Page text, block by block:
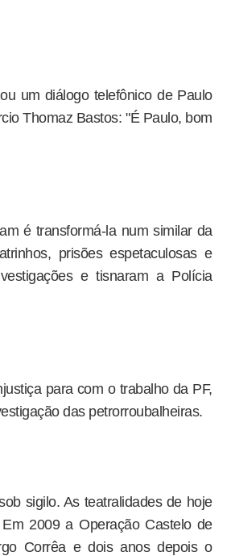
um diálogo telefônico de Paulo
Thomaz Bastos: "É Paulo, bom
é transformá-la num similar da
prisões espetaculosas e
e tisnaram a Polícia
para com o trabalho da PF,
das petrorroubalheiras.
sigilo. As teatralidades de hoje
2009 a Operação Castelo de
Corrêa e dois anos depois o